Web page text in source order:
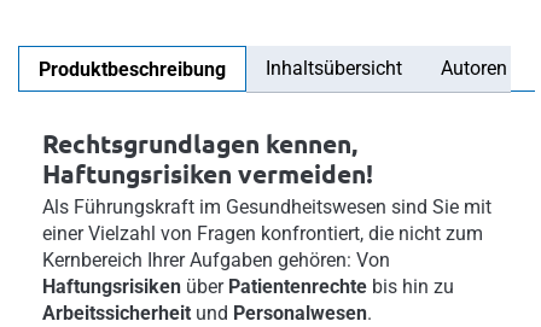
Produktbeschreibung Inhaltsübersicht Autoren
Rechtsgrundlagen kennen,
Haftungsrisiken vermeiden!
Als Führungskraft im Gesundheitswesen sind Sie mit
einer Vielzahl von Fragen konfrontiert, die nicht zum
Kernbereich Ihrer Aufgaben gehören: Von
Haftungsrisiken über Patientenrechte bis hin zu
Arbeitssicherheit und Personalwesen.